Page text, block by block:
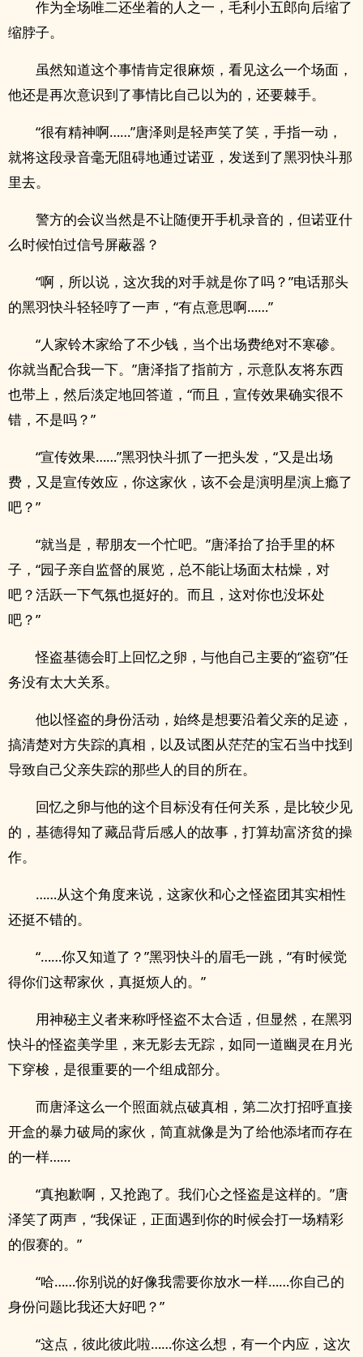
作为全场唯二还坐着的人之一，毛利小五郎向后缩了
缩脖子。
虽然知道这个事情肯定很麻烦，看见这么一个场面，
他还是再次意识到了事情比自己以为的，还要棘手。
“很有精神啊……”唐泽则是轻声笑了笑，手指一动，
就将这段录音毫无阻碍地通过诺亚，发送到了黑羽快斗那
里去。
警方的会议当然是不让随便开手机录音的，但诺亚什
么时候怕过信号屏蔽器？
“啊，所以说，这次我的对手就是你了吗？”电话那头
的黑羽快斗轻轻哼了一声，“有点意思啊……”
“人家铃木家给了不少钱，当个出场费绝对不寒碜。
你就当配合我一下。”唐泽指了指前方，示意队友将东西
也带上，然后淡定地回答道，“而且，宣传效果确实很不
错，不是吗？”
“宣传效果……”黑羽快斗抓了一把头发，“又是出场
费，又是宣传效应，你这家伙，该不会是演明星演上瘾了
吧？”
“就当是，帮朋友一个忙吧。”唐泽抬了抬手里的杯
子，“园子亲自监督的展览，总不能让场面太枯燥，对
吧？活跃一下气氛也挺好的。而且，这对你也没坏处
吧？”
怪盗基德会盯上回忆之卵，与他自己主要的“盗窃”任
务没有太大关系。
他以怪盗的身份活动，始终是想要沿着父亲的足迹，
搞清楚对方失踪的真相，以及试图从茫茫的宝石当中找到
导致自己父亲失踪的那些人的目的所在。
回忆之卵与他的这个目标没有任何关系，是比较少见
的，基德得知了藏品背后感人的故事，打算劫富济贫的操
作。
……从这个角度来说，这家伙和心之怪盗团其实相性
还挺不错的。
“……你又知道了？”黑羽快斗的眉毛一跳，“有时候觉
得你们这帮家伙，真挺烦人的。”
用神秘主义者来称呼怪盗不太合适，但显然，在黑羽
快斗的怪盗美学里，来无影去无踪，如同一道幽灵在月光
下穿梭，是很重要的一个组成部分。
而唐泽这么一个照面就点破真相，第二次打招呼直接
开盒的暴力破局的家伙，简直就像是为了给他添堵而存在
的一样……
“真抱歉啊，又抢跑了。我们心之怪盗是这样的。”唐
泽笑了两声，“我保证，正面遇到你的时候会打一场精彩
的假赛的。”
“哈……你别说的好像我需要你放水一样……你自己的
身份问题比我还大好吧？”
“这点，彼此彼此啦……你这么想，有一个内应，这次